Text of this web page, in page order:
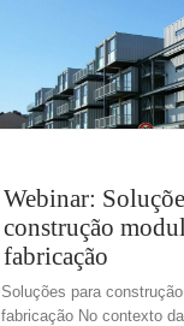
Webinar:
construção
fabricação
Soluções para
fabricação No contexto